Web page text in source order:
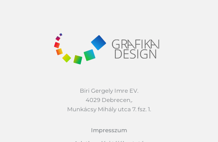
Biri Gergely Imre EV.
4029 Debrecen,.
Munkácsy Mihály utca 7. fsz. 1.
Impresszum